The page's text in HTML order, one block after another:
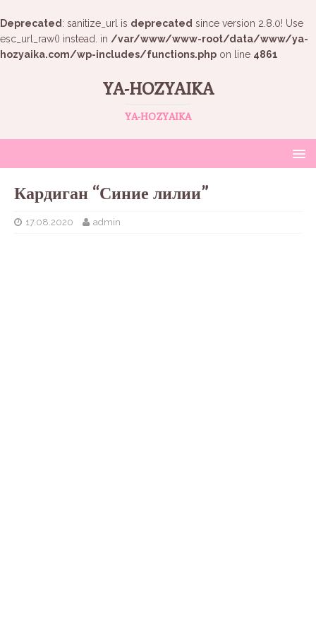
Deprecated : sanitize_url is deprecated since version 2.8.0! Use
esc_url_raw() instead. in /var/www/www-root/data/www/ya-
hozyaika.com/wp-includes/functions.php on line 4861
YA-HOZYAIKA
YA-HOZYAIKA
Кардиган “Синие лилии”
17.08.2020 admin